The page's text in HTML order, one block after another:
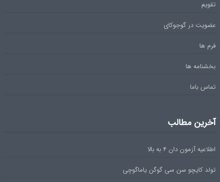
تقویم
عضویت در گوجوکای
فرم ها
بخشنامه ها
تماس باما
آخرین مطالب
اطلاعیه آزمون دان ۴ به بالا
تولد کایچو سن سی گوگن یاماگوچی